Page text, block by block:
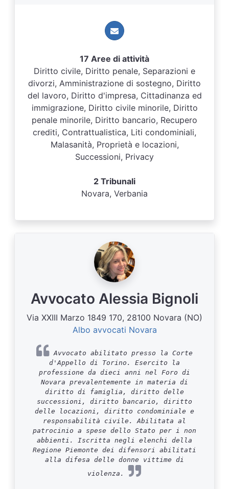
17 Aree di attività
Diritto civile, Diritto penale, Separazioni e
divorzi, Amministrazione di sostegno, Diritto
del lavoro, Diritto d'impresa, Cittadinanza ed
immigrazione, Diritto civile minorile, Diritto
penale minorile, Diritto bancario, Recupero
crediti, Contrattualistica, Liti condominiali,
Malasanità, Proprietà e locazioni,
Successioni, Privacy
2 Tribunali
Novara, Verbania
Avvocato Alessia Bignoli
Via XXIII Marzo 1849 170, 28100 Novara (NO)
Albo avvocati Novara
Avvocato abilitato presso la Corte
d'Appello di Torino. Esercito la
professione da dieci anni nel Foro di
Novara prevalentemente in materia di
diritto di famiglia, diritto delle
successioni, diritto bancario, diritto
delle locazioni, diritto condominiale e
responsabilità civile. Abilitata al
patrocinio a spese dello Stato per i non
abbienti. Iscritta negli elenchi della
Regione Piemonte dei difensori abilitati
alla difesa delle donne vittime di
violenza.